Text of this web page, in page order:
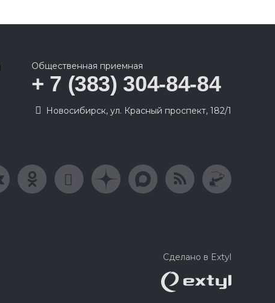
Общественная приемная
+ 7 (383) 304-84-84
Новосибирск, ул. Красный проспект, 182/1
Сделано в Extyl